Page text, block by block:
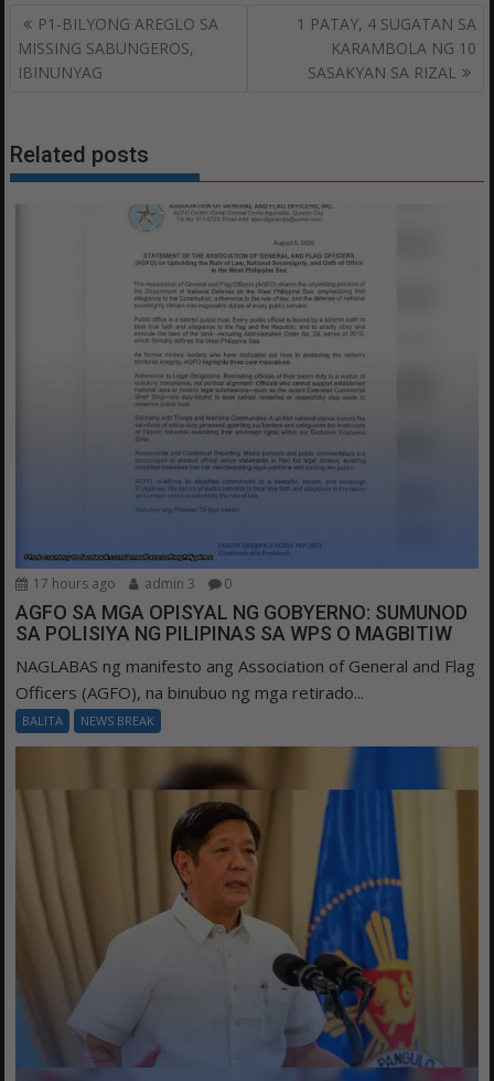
Post
navigation
P1-BILYONG AREGLO SA
MISSING SABUNGEROS,
IBINUNYAG
1 PATAY, 4 SUGATAN SA
KARAMBOLA NG 10
SASAKYAN SA RIZAL
Related posts
17 hours ago admin 3 0
AGFO SA MGA OPISYAL NG GOBYERNO: SUMUNOD
SA POLISIYA NG PILIPINAS SA WPS O MAGBITIW
NAGLABAS ng manifesto ang Association of General and Flag
Officers (AGFO), na binubuo ng mga retirado...
BALITA NEWS BREAK